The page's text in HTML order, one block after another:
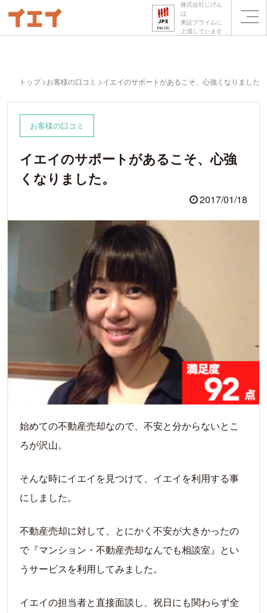
株式会社じげん
は
東証プライムに
上場しています
トップ お客様の口コミ イエイのサポートがあるこそ、心強くなりました。
お客様の口コミ
イエイのサポートがあるこそ、心強
くなりました。
2017/01/18
始めての不動産売却なので、不安と分からないとこ
ろが沢山。
そんな時にイエイを見つけて、イエイを利用する事
にしました。
不動産売却に対して、とにかく不安が大きかったの
で『マンション・不動産売却なんでも相談室』とい
うサービスを利用してみました。
イエイの担当者と直接面談し、祝日にも関わらず全